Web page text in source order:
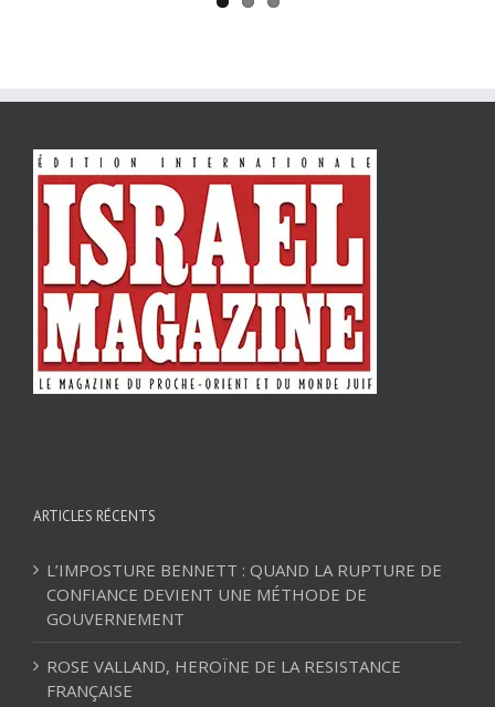
ARTICLES RÉCENTS
L’IMPOSTURE BENNETT : QUAND LA RUPTURE DE
CONFIANCE DEVIENT UNE MÉTHODE DE
GOUVERNEMENT
ROSE VALLAND, HEROÏNE DE LA RESISTANCE
FRANÇAISE